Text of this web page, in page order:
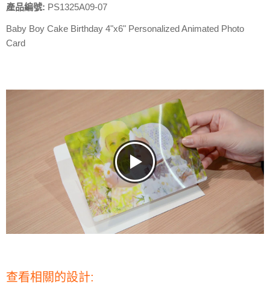
產品編號: PS1325A09-07
Baby Boy Cake Birthday 4"x6" Personalized Animated Photo
Card
查看相關的設計: